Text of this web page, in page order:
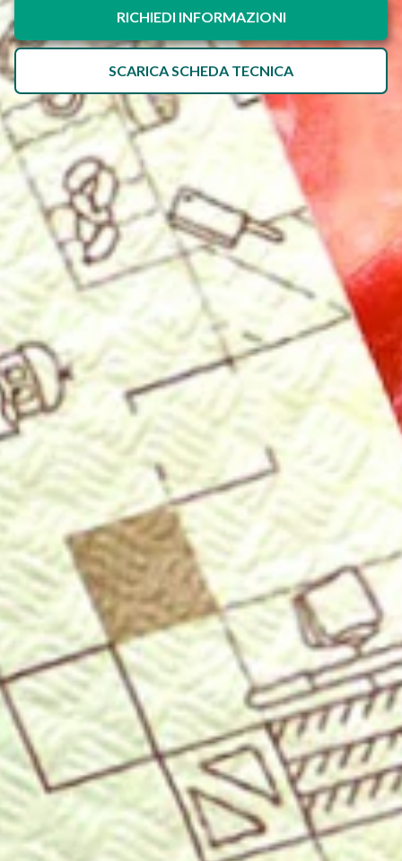
RICHIEDI INFORMAZIONI
SCARICA SCHEDA TECNICA